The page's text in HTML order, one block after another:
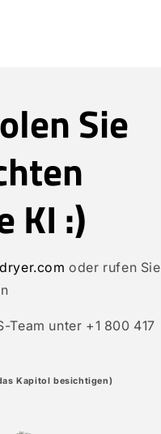
Sie
KI :)
oder rufen Sie
Team unter +1 800 417
Kapitol besichtigen)